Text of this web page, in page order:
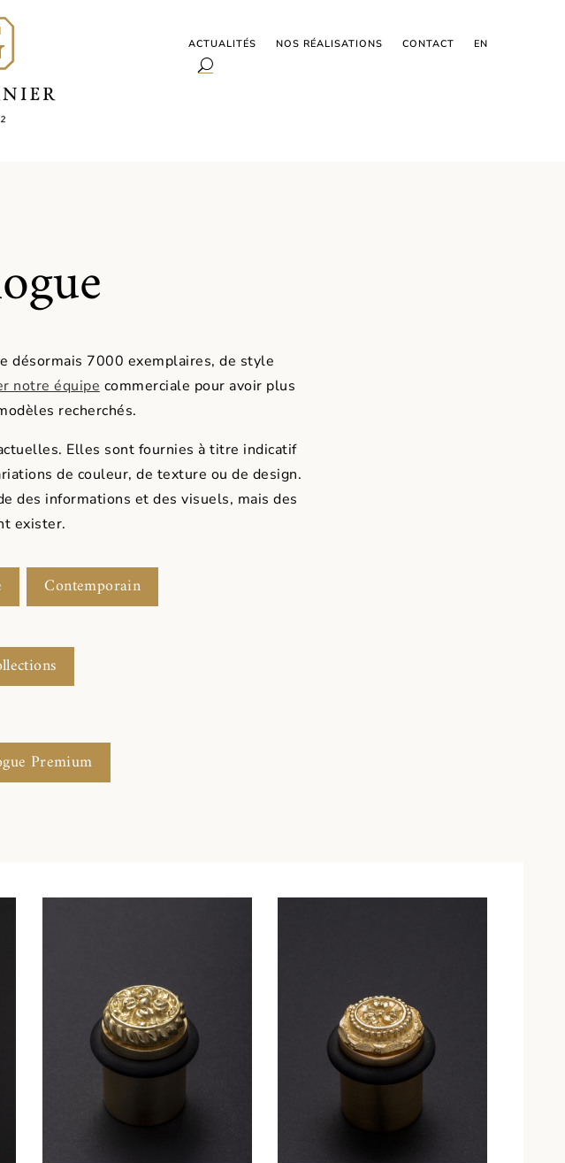
ACTUALITÉS NOS RÉALISATIONS CONTACT EN
désormais 7000 exemplaires, de style
notre équipe commerciale pour avoir plus
recherchés.
Elles sont fournies à titre indicatif
de couleur, de texture ou de design.
des informations et des visuels, mais des
exister.
Contemporain
Premium